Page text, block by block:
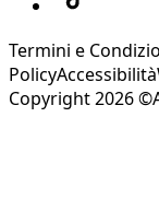
Termini e
PolicyAccessibilità
Copyright 2026